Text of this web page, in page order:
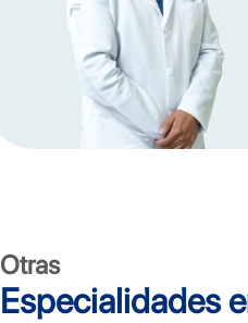
Otras
Especialidades